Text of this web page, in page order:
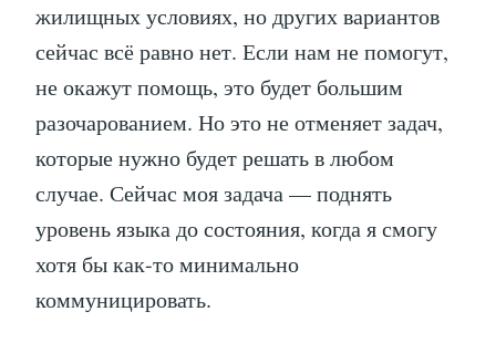
жилищных условиях, но других вариантов
сейчас всё равно нет. Если нам не помогут,
не окажут помощь, это будет большим
разочарованием. Но это не отменяет задач,
которые нужно будет решать в любом
случае. Сейчас моя задача — поднять
уровень языка до состояния, когда я смогу
хотя бы как-то минимально
коммуницировать.